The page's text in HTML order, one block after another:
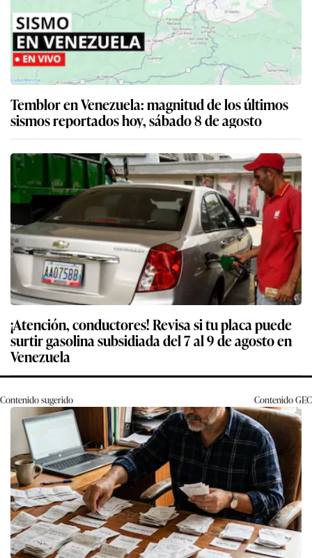
Temblor en Venezuela: magnitud de los últimos
sismos reportados hoy, sábado 8 de agosto
¡Atención, conductores! Revisa si tu placa puede
surtir gasolina subsidiada del 7 al 9 de agosto en
Venezuela
Contenido sugerido ContenidoGEC